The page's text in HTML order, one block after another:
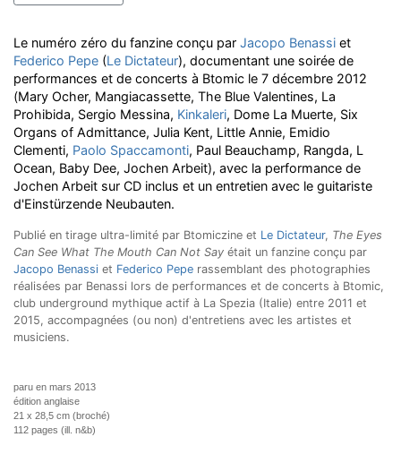
Le numéro zéro du fanzine conçu par Jacopo Benassi et
Federico Pepe (Le Dictateur), documentant une soirée de
performances et de concerts à Btomic le 7 décembre 2012
(Mary Ocher, Mangiacassette, The Blue Valentines, La
Prohibida, Sergio Messina, Kinkaleri, Dome La Muerte, Six
Organs of Admittance, Julia Kent, Little Annie, Emidio
Clementi, Paolo Spaccamonti, Paul Beauchamp, Rangda, L
Ocean, Baby Dee, Jochen Arbeit), avec la performance de
Jochen Arbeit sur CD inclus et un entretien avec le guitariste
d'Einstürzende Neubauten.
Publié en tirage ultra-limité par Btomiczine et Le Dictateur, The Eyes
Can See What The Mouth Can Not Say était un fanzine conçu par
Jacopo Benassi et Federico Pepe rassemblant des photographies
réalisées par Benassi lors de performances et de concerts à Btomic,
club underground mythique actif à La Spezia (Italie) entre 2011 et
2015, accompagnées (ou non) d'entretiens avec les artistes et
musiciens.
paru en mars 2013
édition anglaise
21 x 28,5 cm (broché)
112 pages (ill. n&b)